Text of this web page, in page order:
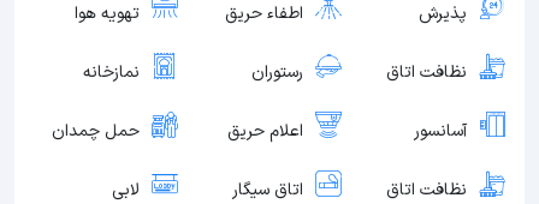
پذیرش اطفاء حریق تهویه هوا
نظافت اتاق رستوران نمازخانه
آسانسور اعلام حریق حمل چمدان
نظافت اتاق اتاق سیگار لابی